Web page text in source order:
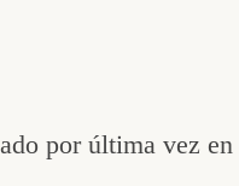
por última vez en